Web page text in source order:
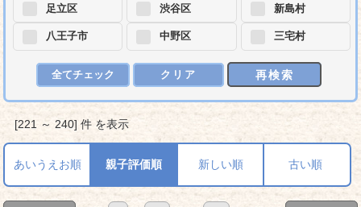
足立区
八王子市
渋谷区
中野区
新島村
三宅村
全てチェック クリア 再検索
[221 ～ 240] 件 を表示
あいうえお順 親子評価順 新しい順 古い順